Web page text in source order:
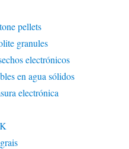
pellets
granules
electrónicos
en agua sólidos
electrónica